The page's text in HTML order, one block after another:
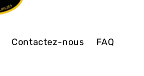
Contactez-nous FAQ